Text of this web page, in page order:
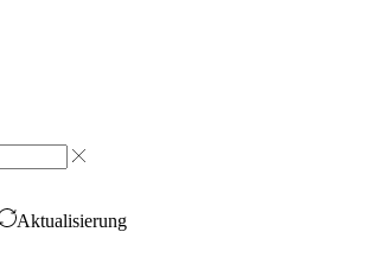
Aktualisierung